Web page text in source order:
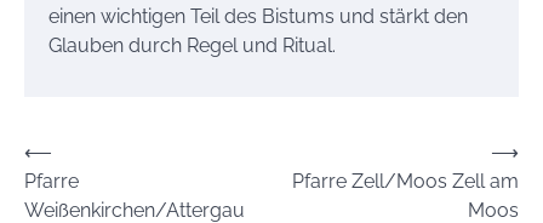
einen wichtigen Teil des Bistums und stärkt den
Glauben durch Regel und Ritual.
Beitrags-
Navigation
⟵
Pfarre
Weißenkirchen/Attergau
Pfarre Zell/Moos Zell am
Moos
⟶